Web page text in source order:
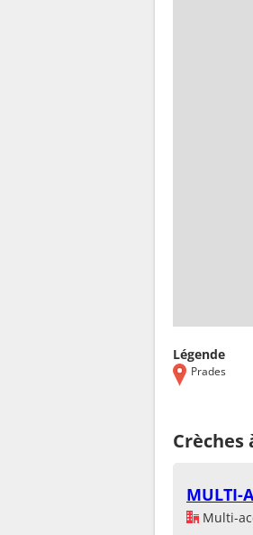
Légende
Prades
MULTI-
Multi-